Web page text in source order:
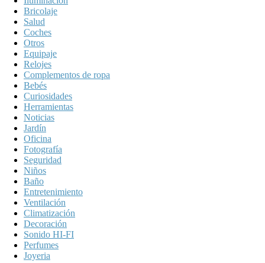
Bricolaje
Salud
Coches
Otros
Equipaje
Relojes
Complementos de ropa
Bebés
Curiosidades
Herramientas
Noticias
Jardín
Oficina
Fotografía
Seguridad
Niños
Baño
Entretenimiento
Ventilación
Climatización
Decoración
Sonido HI-FI
Perfumes
Joyeria